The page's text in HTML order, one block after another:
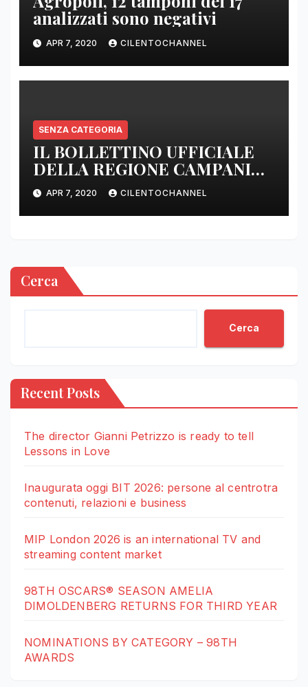
analizzati sono negativi
APR 7, 2020 CILENTOCHANNEL
SENZA CATEGORIA
IL BOLLETTINO UFFICIALE
DELLA REGIONE CAMPANIA
DELLE ORE 22.00
APR 7, 2020 CILENTOCHANNEL
Cerca
Cerca
Recent Posts
The director Gianni Petrizzo is ready to tell
Lessons in Love
Inaugurata oggi BIT 2026: persone al centrotra
contenuti, relazioni e business
MIP London 2026 is an international TV and
streaming content market
98TH OSCARS® SEASON AMELIA
DIMOLDENBERG RETURNS FOR THIRD YEAR
NOMINATIONS BY CATEGORY – 98TH
AWARDS